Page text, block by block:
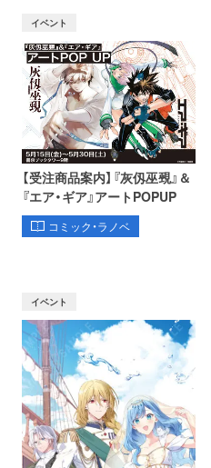
イベント
【受注商品案内】『灰仭巫覡』＆
『エア・ギア』アートPOPUP
コミック・ラノベ
イベント